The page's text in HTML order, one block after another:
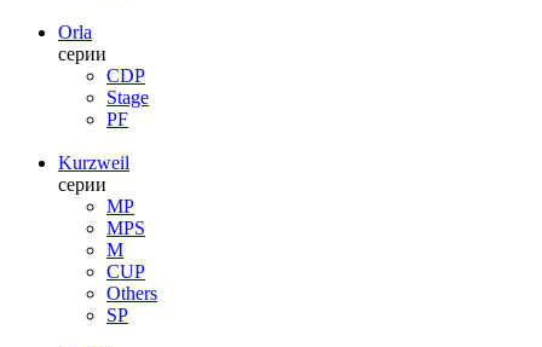
Orla
серии
CDP
Stage
PF
Kurzweil
серии
MP
MPS
M
CUP
Others
SP